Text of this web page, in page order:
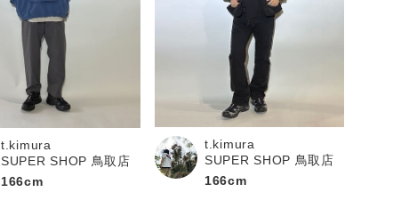
t.kimura
SUPER SHOP 鳥取店
166cm
t.kimura
SUPER SHOP 鳥取店
166cm